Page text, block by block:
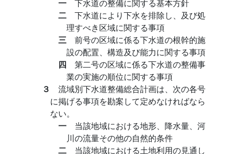
一 下水道の整備に関する基本方針
二 下水道により下水を排除し、及び処
理すべき区域に関する事項
三 前号の区域に係る下水道の根幹的施
設の配置、構造及び能力に関する事項
四 第二号の区域に係る下水道の整備事
業の実施の順位に関する事項
３ 流域別下水道整備総合計画は、次の各号
に掲げる事項を勘案して定めなければなら
ない。
一 当該地域における地形、降水量、河
川の流量その他の自然的条件
二 当該地域における土地利用の見通し